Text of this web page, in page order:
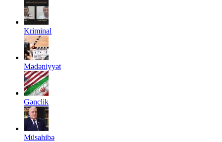
Kriminal
Mədəniyyət
Gənclik
Müsahibə